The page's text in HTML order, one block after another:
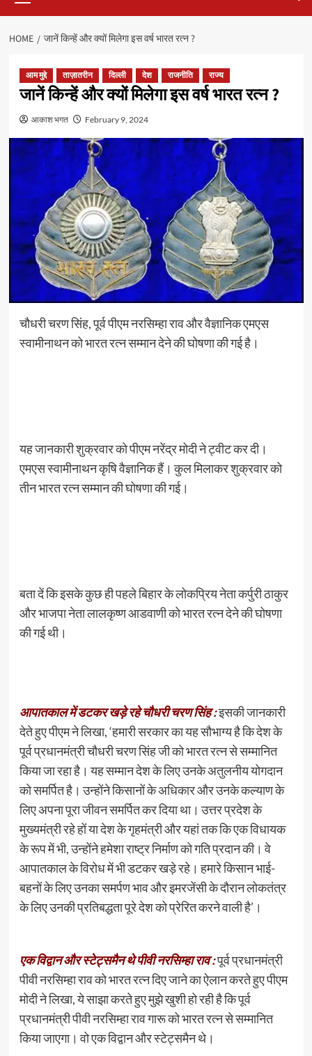
HOME जानें किन्हें और क्यों मिलेगा इस वर्ष भारत रत्न ?
आम मुद्दे ताज़ातरीन दिल्ली देश राजनीति राज्य
जानें किन्हें और क्यों मिलेगा इस वर्ष भारत रत्न ?
आकाश भगत February 9, 2024
चौधरी चरण सिंह, पूर्व पीएम नरसिम्हा राव और वैज्ञानिक एमएस
स्वामीनाथन को भारत रत्न सम्मान देने की घोषणा की गई है।
यह जानकारी शुक्रवार को पीएम नरेंद्र मोदी ने ट्वीट कर दी।
एमएस स्वामीनाथन कृषि वैज्ञानिक हैं। कुल मिलाकर शुक्रवार को
तीन भारत रत्न सम्मान की घोषणा की गई।
बता दें कि इसके कुछ ही पहले बिहार के लोकप्रिय नेता कर्पुरी ठाकुर
और भाजपा नेता लालकृष्ण आडवाणी को भारत रत्न देने की घोषणा
की गई थी।
आपातकाल में डटकर खड़े रहे चौधरी चरण सिंह :इसकी जानकारी
देते हुए पीएम ने लिखा, ‘हमारी सरकार का यह सौभाग्य है कि देश के
पूर्व प्रधानमंत्री चौधरी चरण सिंह जी को भारत रत्न से सम्मानित
किया जा रहा है। यह सम्मान देश के लिए उनके अतुलनीय योगदान
को समर्पित है। उन्होंने किसानों के अधिकार और उनके कल्याण के
लिए अपना पूरा जीवन समर्पित कर दिया था। उत्तर प्रदेश के
मुख्यमंत्री रहे हों या देश के गृहमंत्री और यहां तक कि एक विधायक
के रूप में भी, उन्होंने हमेशा राष्ट्र निर्माण को गति प्रदान की। वे
आपातकाल के विरोध में भी डटकर खड़े रहे। हमारे किसान भाई-
बहनों के लिए उनका समर्पण भाव और इमरजेंसी के दौरान लोकतंत्र
के लिए उनकी प्रतिबद्धता पूरे देश को प्रेरित करने वाली है’।
एक विद्वान और स्टेट्समैन थे पीवी नरसिम्हा राव :पूर्व प्रधानमंत्री
पीवी नरसिम्हा राव को भारत रत्न दिए जाने का ऐलान करते हुए पीएम
मोदी ने लिखा, ये साझा करते हुए मुझे खुशी हो रही है कि पूर्व
प्रधानमंत्री पीवी नरसिम्हा राव गारू को भारत रत्न से सम्मानित
किया जाएगा। वो एक विद्वान और स्टेट्समैन थे।